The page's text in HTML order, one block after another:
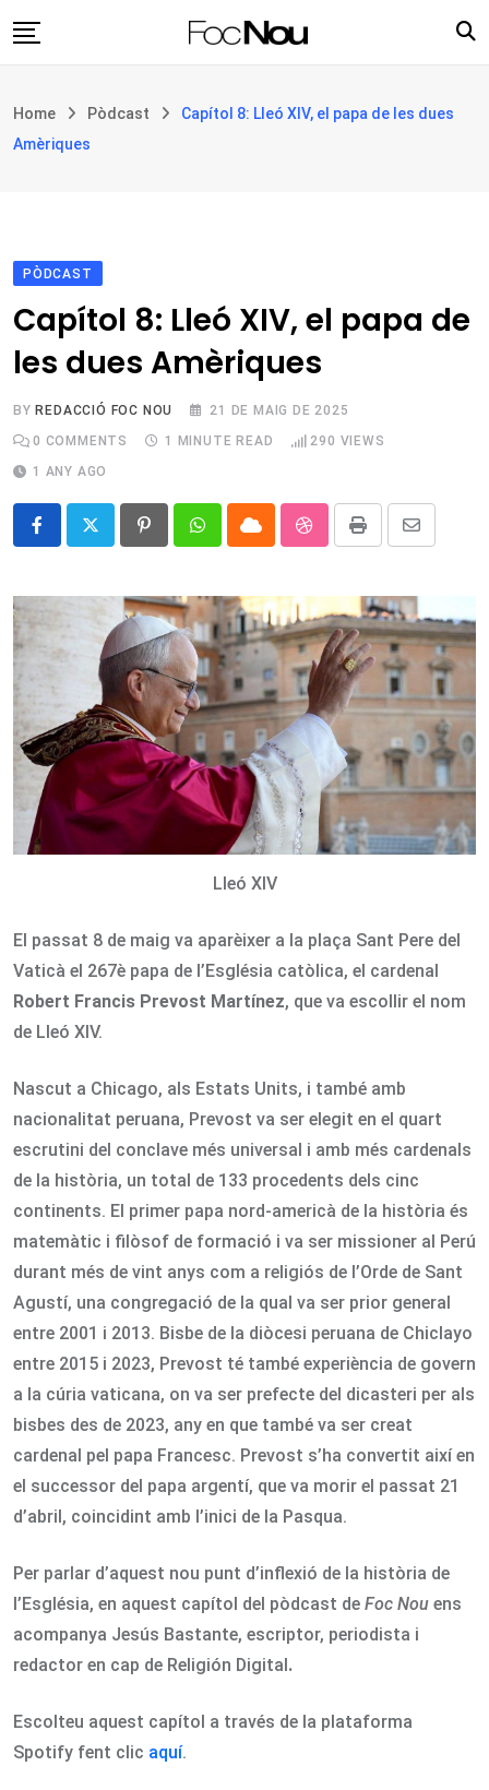
to
Filosofia i teologia
Botiga
Home Pòdcast
Capítol 8: Lleó XIV, el papa de les dues
Amèriques
PÒDCAST
Capítol 8: Lleó XIV, el papa de
les dues Amèriques
BY REDACCIÓ FOC NOU
21 DE MAIG DE 2025
0 COMMENTS 1 MINUTE READ 290 VIEWS
1 ANY AGO
PinterestWhatsappCloud StumbleUpon
Print
Share
Email
Lleó XIV
El passat 8 de maig va aparèixer a la plaça Sant Pere del
Vaticà el 267è papa de l’Església catòlica, el cardenal
Robert Francis Prevost Martínez, que va escollir el nom
de Lleó XIV.
Nascut a Chicago, als Estats Units, i també amb
nacionalitat peruana, Prevost va ser elegit en el quart
escrutini del conclave més universal i amb més cardenals
de la història, un total de 133 procedents dels cinc
continents. El primer papa nord-americà de la història és
matemàtic i filòsof de formació i va ser missioner al Perú
durant més de vint anys com a religiós de l’Orde de Sant
Agustí, una congregació de la qual va ser prior general
entre 2001 i 2013. Bisbe de la diòcesi peruana de Chiclayo
entre 2015 i 2023, Prevost té també experiència de govern
a la cúria vaticana, on va ser prefecte del dicasteri per als
bisbes des de 2023, any en que també va ser creat
cardenal pel papa Francesc. Prevost s’ha convertit així en
el successor del papa argentí, que va morir el passat 21
d’abril, coincidint amb l’inici de la Pasqua.
Per parlar d’aquest nou punt d’inflexió de la història de
l’Església, en aquest capítol del pòdcast de Foc Nou ens
acompanya Jesús Bastante, escriptor, periodista i
redactor en cap de Religión Digital .
Escolteu aquest capítol a través de la plataforma
Spotify fent clic aquí.